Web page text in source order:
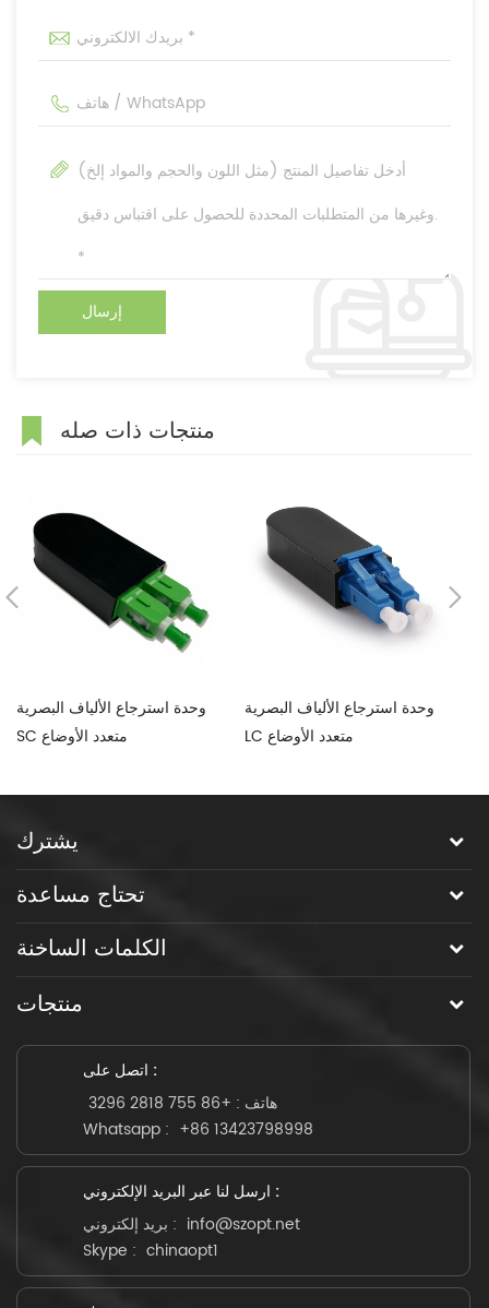
منتجات ذات صله
وحدة استرجاع الألياف البصرية
SC متعدد الأوضاع
وحدة استرجاع الألياف البصرية
LC متعدد الأوضاع
يشترك
تحتاج مساعدة
الكلمات الساخنة
منتجات
اتصل على :
هاتف : +86 755 2818 3296
Whatsapp : +86 13423798998
ارسل لنا عبر البريد الإلكتروني :
بريد إلكتروني : info@szopt.net
Skype : chinaopt1